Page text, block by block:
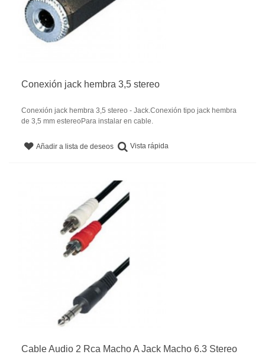
Conexión jack hembra 3,5 stereo
Conexión jack hembra 3,5 stereo - Jack.Conexión tipo jack hembra
de 3,5 mm estereoPara instalar en cable.
Añadir a lista de deseos Vista rápida
Cable Audio 2 Rca Macho A Jack Macho 6.3 Stereo